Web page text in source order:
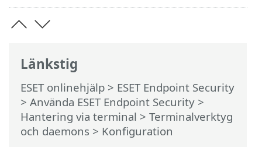
Länkstig
ESET onlinehjälp > ESET Endpoint Security
> Använda ESET Endpoint Security >
Hantering via terminal > Terminalverktyg
och daemons > Konfiguration